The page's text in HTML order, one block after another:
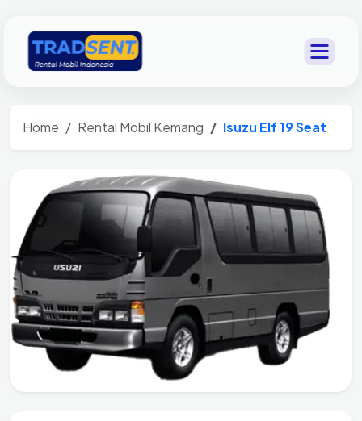
Home Rental Mobil Kemang Isuzu Elf 19 Seat